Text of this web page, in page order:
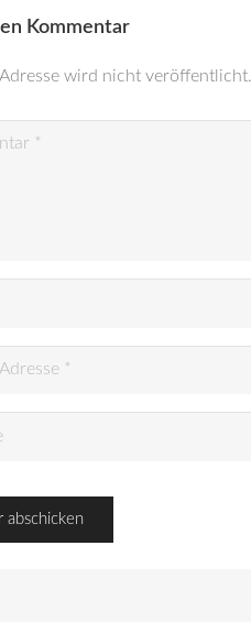
Kommentar
wird nicht veröffentlicht.